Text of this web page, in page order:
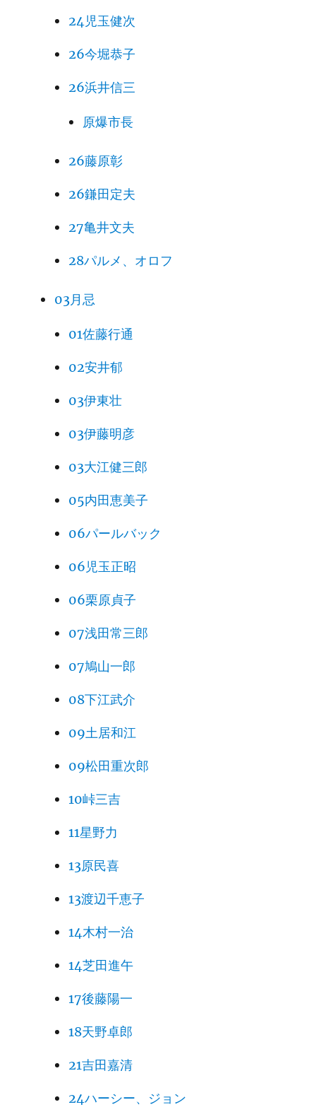
24児玉健次
26今堀恭子
26浜井信三
原爆市長
26藤原彰
26鎌田定夫
27亀井文夫
28パルメ、オロフ
03月忌
01佐藤行通
02安井郁
03伊東壮
03伊藤明彦
03大江健三郎
05内田恵美子
06パールバック
06児玉正昭
06栗原貞子
07浅田常三郎
07鳩山一郎
08下江武介
09土居和江
09松田重次郎
10峠三吉
11星野力
13原民喜
13渡辺千恵子
14木村一治
14芝田進午
17後藤陽一
18天野卓郎
21吉田嘉清
24ハーシー、ジョン